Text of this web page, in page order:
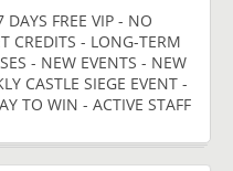
FREE VIP - NO
CREDITS - LONG-TERM
- NEW EVENTS - NEW
CASTLE SIEGE EVENT -
TO WIN - ACTIVE STAFF